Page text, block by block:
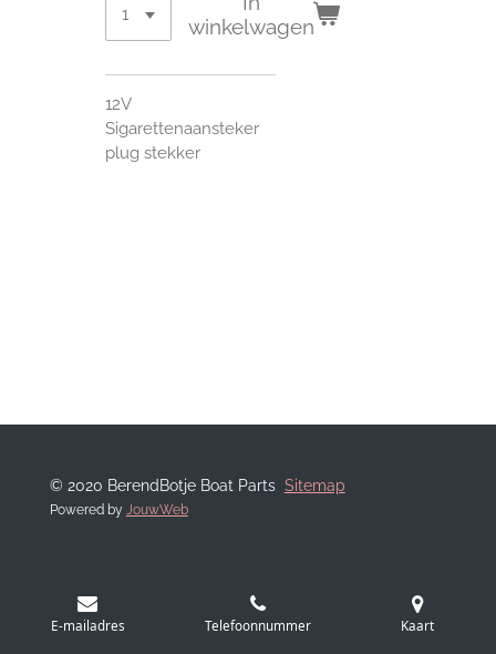
winkelwagen
12V
Sigarettenaansteker
plug stekker
© 2020 BerendBotje Boat Parts Sitemap
Powered by JouwWeb
E-mailadres Telefoonnummer Kaart